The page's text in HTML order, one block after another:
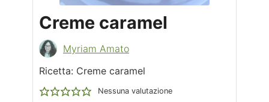
Creme caramel
Myriam Amato
Ricetta: Creme caramel
Nessuna valutazione